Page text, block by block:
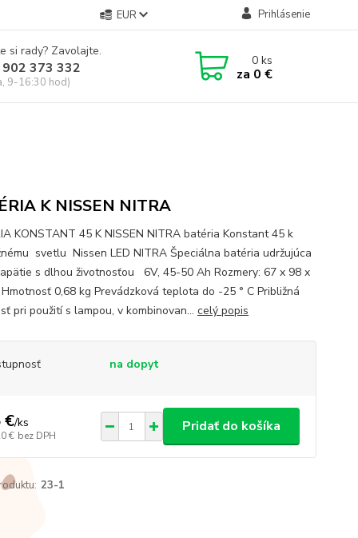
EUR Prihlásenie
si rady? Zavolajte.
373 332
9-16:30 hod)
0ks
za 0 €
K NISSEN NITRA
KONSTANT 45 K NISSEN NITRA batéria Konstant 45 k
svetlu Nissen LED NITRA Špeciálna batéria udržujúca
s dlhou životnosťou 6V, 45-50 Ah Rozmery: 67 x 98 x
0,68 kg Prevádzková teplota do -25 ° C Približná
pri použití s lampou, v kombinovan... celý popis
na dopyt
€/ks
€ bez DPH
Pridať do košíka
23-1